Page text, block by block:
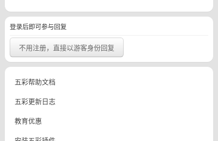
登录后即可参与回复
不用注册，直接以游客身份回复
五彩帮助文档
五彩更新日志
教育优惠